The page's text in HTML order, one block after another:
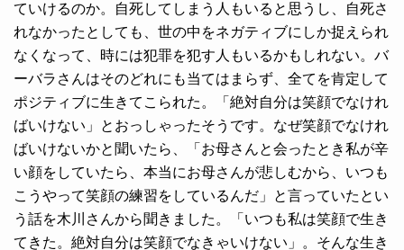
ていけるのか。自死してしまう人もいると思うし、自死さ
れなかったとしても、世の中をネガティブにしか捉えられ
なくなって、時には犯罪を犯す人もいるかもしれない。バ
ーバラさんはそのどれにも当てはまらず、全てを肯定して
ポジティブに生きてこられた。「絶対自分は笑顔でなけれ
ばいけない」とおっしゃったそうです。なぜ笑顔でなけれ
ばいけないかと聞いたら、「お母さんと会ったとき私が辛
い顔をしていたら、本当にお母さんが悲しむから、いつも
こうやって笑顔の練習をしているんだ」と言っていたとい
う話を木川さんから聞きました。「いつも私は笑顔で生き
てきた。絶対自分は笑顔でなきゃいけない」。そんな生き